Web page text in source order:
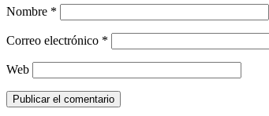
Nombre *
Correo electrónico *
Web